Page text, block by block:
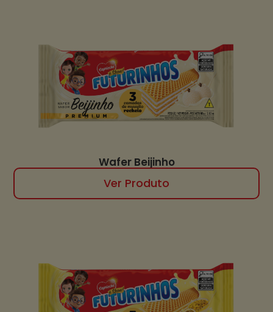
Wafer Beijinho
Ver Produto